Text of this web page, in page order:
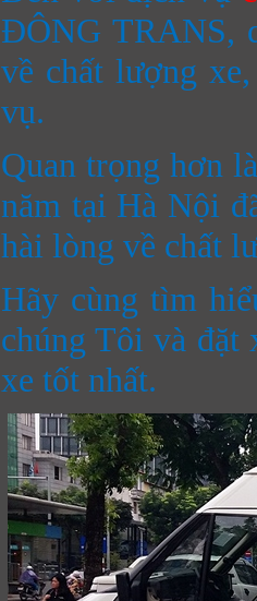
ĐÔNG TRANS,
về chất lượng
vụ.
Quan trọng hơn
năm tại Hà Nội
hài lòng về chất
Hãy cùng tìm
chúng Tôi và đặt
xe tốt nhất.